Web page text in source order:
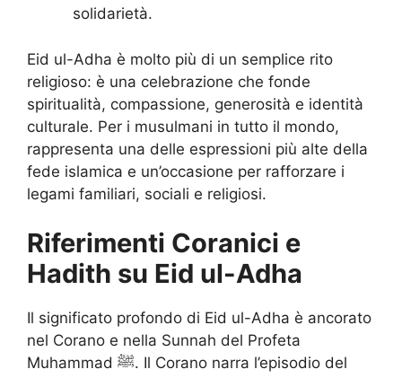
solidarietà.
Eid ul-Adha è molto più di un semplice rito
religioso: è una celebrazione che fonde
spiritualità, compassione, generosità e identità
culturale. Per i musulmani in tutto il mondo,
rappresenta una delle espressioni più alte della
fede islamica e un’occasione per rafforzare i
legami familiari, sociali e religiosi.
Riferimenti Coranici e
Hadith su Eid ul-Adha
Il significato profondo di Eid ul-Adha è ancorato
nel Corano e nella Sunnah del Profeta
Muhammad ﷺ. Il Corano narra l’episodio del